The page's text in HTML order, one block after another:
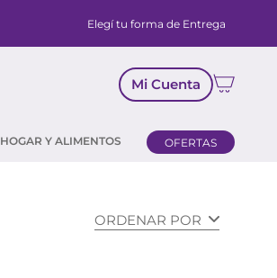
Elegí tu forma de Entrega
Mi Cuenta
HOGAR Y ALIMENTOS OFERTAS
ORDENAR POR